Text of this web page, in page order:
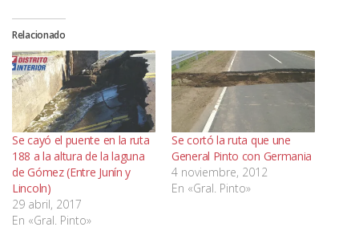
Relacionado
Se cayó el puente en la ruta
188 a la altura de la laguna
de Gómez (Entre Junín y
Lincoln)
29 abril, 2017
En «Gral. Pinto»
Se cortó la ruta que une
General Pinto con Germania
4 noviembre, 2012
En «Gral. Pinto»